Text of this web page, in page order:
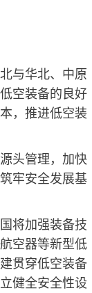
与华北、中原
空装备的良好
，推进低空装
头管理，加快
牢安全发展基
将加强装备技
空器等新型低
贯穿低空装备
健全安全性设